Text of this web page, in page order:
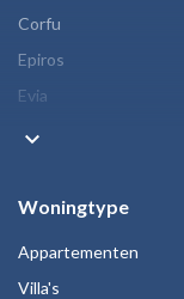
Corfu
Epiros
Evia
keyboard_arrow_down
Woningtype
Appartementen
Villa's